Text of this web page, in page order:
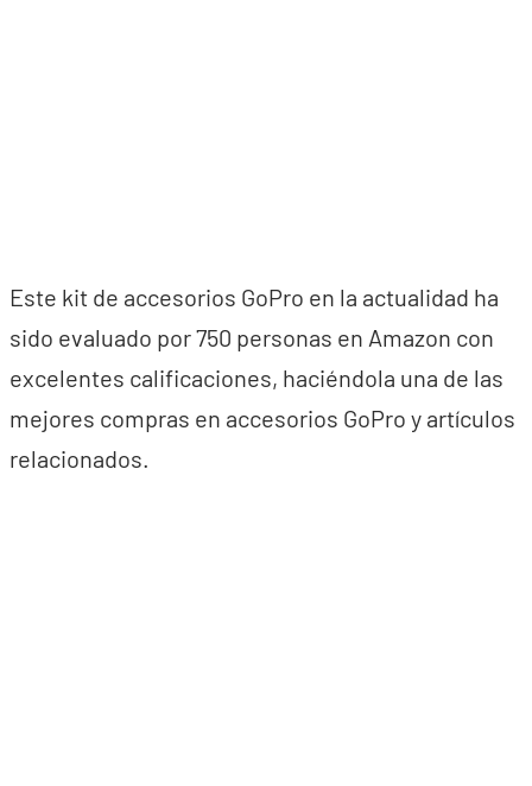
Este kit de accesorios GoPro en la actualidad ha
sido evaluado por 750 personas en Amazon con
excelentes calificaciones, haciéndola una de las
mejores compras en accesorios GoPro y artículos
relacionados.